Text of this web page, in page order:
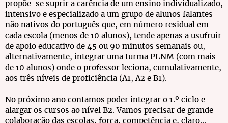
propõe-se suprir a carência de um ensino individualizado,
intensivo e especializado a um grupo de alunos falantes
não nativos do português que, em número residual em
cada escola (menos de 10 alunos), tende apenas a usufruir
de apoio educativo de 45 ou 90 minutos semanais ou,
alternativamente, integrar uma turma PLNM (com mais
de 10 alunos) onde o professor leciona, cumulativamente,
aos três níveis de proficiência (A1, A2 e B1).
No próximo ano contamos poder integrar o 1.º ciclo e
alargar os cursos ao nível B2. Vamos precisar de grande
colaboração das escolas, força, competência e, claro...